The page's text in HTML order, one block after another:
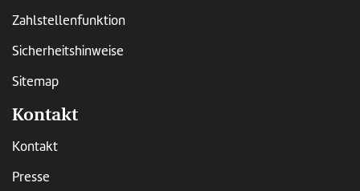
Zahlstellenfunktion
Sicherheitshinweise
Sitemap
Kontakt
Kontakt
Presse